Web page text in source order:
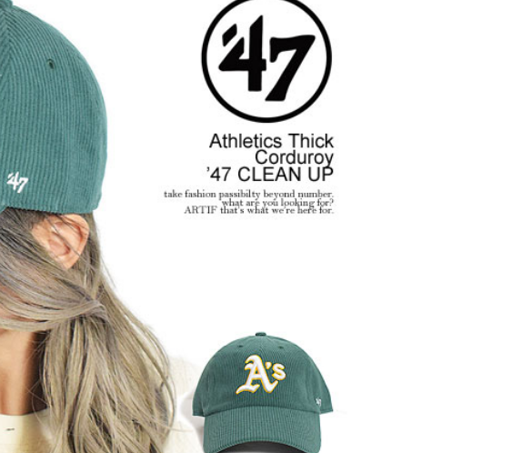
SOFTMACHINE 2026
秋冬 先行予約
glamb – 映画「スター・
ウォーズ／マンダロリア
ン・アンド・グローグー」カ
プセルコレクション